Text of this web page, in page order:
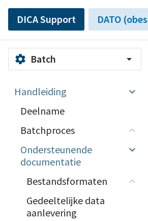
DICA Support DATO
settings Batch arrow_drop_down
Handleiding
Deelname
Batchproces
Ondersteunende
documentatie
Bestandsformaten
Gedeeltelijke data
aanlevering